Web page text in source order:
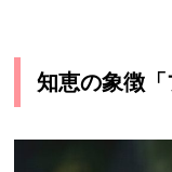
知恵の象徴「